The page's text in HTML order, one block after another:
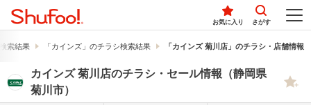
お気に入り さがす
索結果 「カインズ」のチラシ検索結果 「カインズ 菊川店」のチラシ・店舗情報
カインズ 菊川店のチラシ・セール情報（静岡県
菊川市）